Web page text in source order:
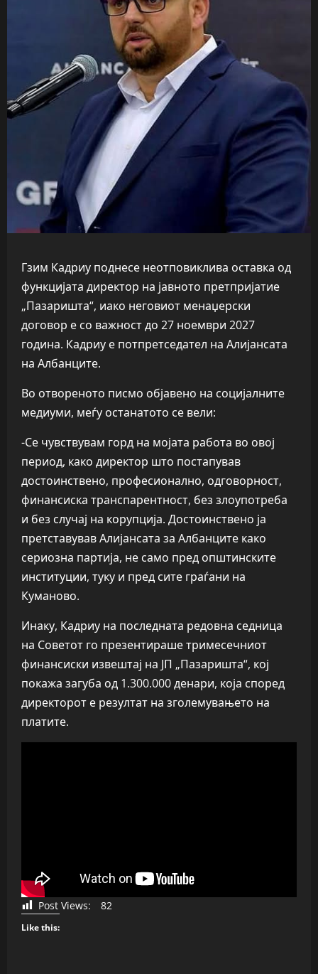
Гзим Кадриу поднесе неотповиклива оставка од
функцијата директор на јавното претпријатие
„Пазаришта“, иако неговиот менаџерски
договор е со важност до 27 ноември 2027
година. Кадриу е потпретседател на Алијансата
на Албанците.
Во отвореното писмо објавено на социјалните
медиуми, меѓу останатото се вели:
-Се чувствувам горд на мојата работа во овој
период, како директор што постапував
достоинствено, професионално, одговорност,
финансиска транспарентност, без злоупотреба
и без случај на корупција. Достоинствено ја
претставував Алијансата за Албанците како
сериозна партија, не само пред општинските
институции, туку и пред сите граѓани на
Куманово.
Инаку, Кадриу на последната редовна седница
на Советот го презентираше тримесечниот
финансиски извештај на ЈП „Пазаришта“, кој
покажа загуба од 1.300.000 денари, која според
директорот е резултат на зголемувањето на
платите.
Post Views: 82
Like this: